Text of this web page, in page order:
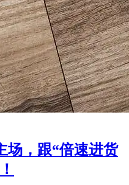
场，跟“倍速进货